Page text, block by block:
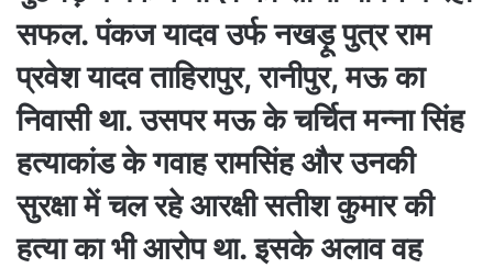
सफल. पंकज यादव उर्फ नखड़ू पुत्र राम
प्रवेश यादव ताहिरापुर, रानीपुर, मऊ का
निवासी था. उसपर मऊ के चर्चित मन्ना सिंह
हत्याकांड के गवाह रामसिंह और उनकी
सुरक्षा में चल रहे आरक्षी सतीश कुमार की
हत्या का भी आरोप था. इसके अलाव वह